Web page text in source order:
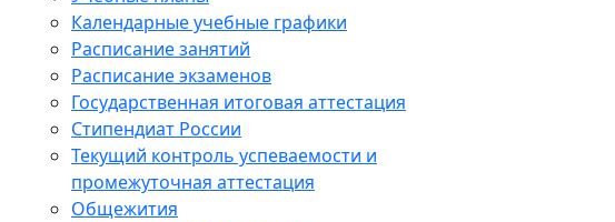
Календарные учебные графики
Расписание занятий
Расписание экзаменов
Государственная итоговая аттестация
Стипендиат России
Текущий контроль успеваемости и
промежуточная аттестация
Общежития